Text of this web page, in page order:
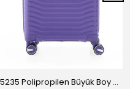
5235 Polipropilen Büyük Boy Valiz